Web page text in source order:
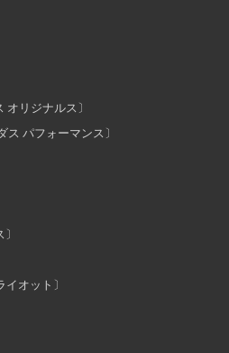
オリジナルス〕
ス パフォーマンス〕
イオット〕